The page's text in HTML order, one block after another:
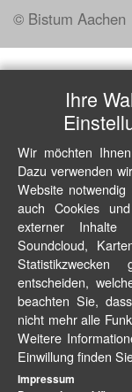
© Bistum Aachen
Ihre
Wir möchten
Dazu verwenden
Website
auch Cookies
externer
Soundcloud,
entscheiden,
beachten Sie,
nicht mehr alle
Weitere
Einwillung finden
Impressum